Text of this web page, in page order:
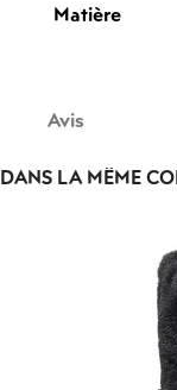
Matière
Avis
DANS LA MÊME